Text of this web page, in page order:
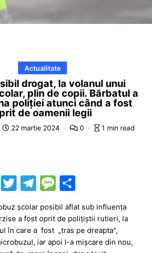
Actualitate
drogat, la volanul unui
plin de copii. Bărbatul a
poliției atunci când a fost
de oamenii legii
22 martie 2024 0 1 min read
M T
itt
er
T
e
gr
a
M
e
s
s
a
ta
je
a
școlar posibil aflat sub influența
a fost oprit de polițiștii rutieri, la
în care a fost „tras pe dreapta”,
iar apoi l-a mișcare din nou,